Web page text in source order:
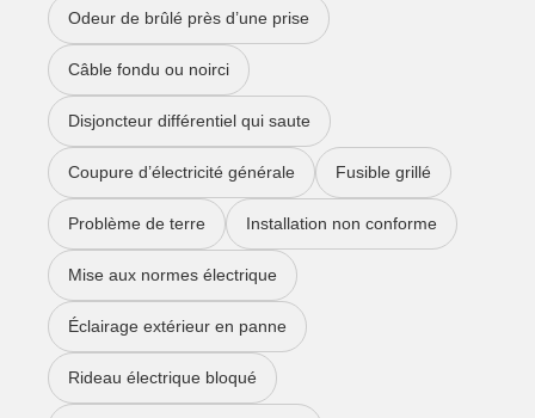
Odeur de brûlé près d’une prise
Câble fondu ou noirci
Disjoncteur différentiel qui saute
Coupure d’électricité générale Fusible grillé
Problème de terre Installation non conforme
Mise aux normes électrique
Éclairage extérieur en panne
Rideau électrique bloqué